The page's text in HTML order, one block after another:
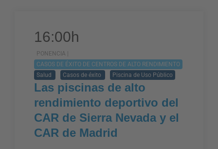
16:00h
PONENCIA |
CASOS DE ÉXITO DE CENTROS DE ALTO RENDIMIENTO
Salud
Casos de éxito Piscina de Uso Público
Las piscinas de alto
rendimiento deportivo del
CAR de Sierra Nevada y el
CAR de Madrid